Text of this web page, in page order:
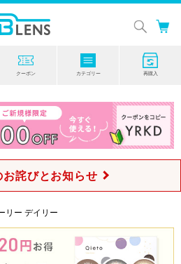
クーポン カテゴリー 再購入
お詫びとお知らせ
リー デイリー